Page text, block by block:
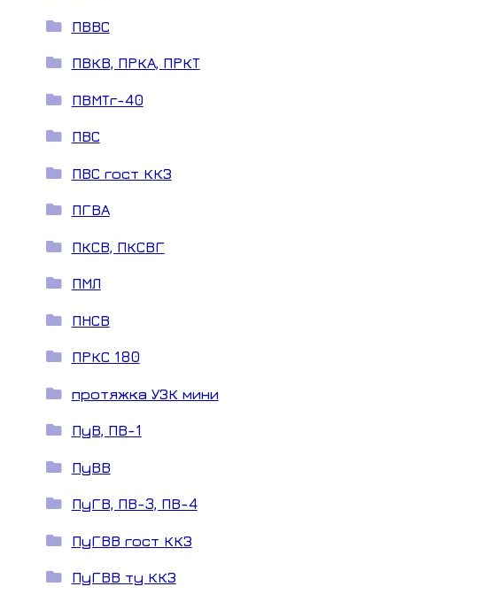
ПВВС
ПВКВ, ПРКА, ПРКТ
ПВМТг-40
ПВС
ПВС гост ККЗ
ПГВА
ПКСВ, ПКСВГ
ПМЛ
ПНСВ
ПРКС 180
протяжка УЗК мини
ПуВ, ПВ-1
ПуВВ
ПуГВ, ПВ-3, ПВ-4
ПуГВВ гост ККЗ
ПуГВВ ту ККЗ